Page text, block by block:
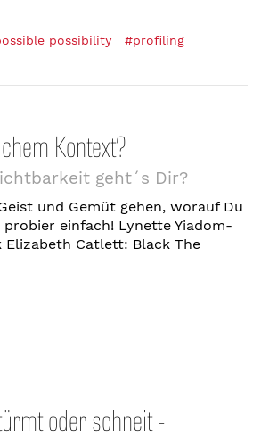
possibility #profiling
Kontext?
geht´s Dir?
und Gemüt gehen, worauf Du
einfach! Lynette Yiadom-
Elizabeth Catlett: Black The
oder schneit -